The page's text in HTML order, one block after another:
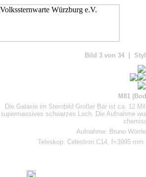
Bild 3 von 34 |
M81
Die Galaxie im Sternbild Großer Bär ist ca. 12
supermassives schwarzes Loch. Die Aufnahme
Aufnahme: Bruno
Teleskop: Celestron C14, f=3995